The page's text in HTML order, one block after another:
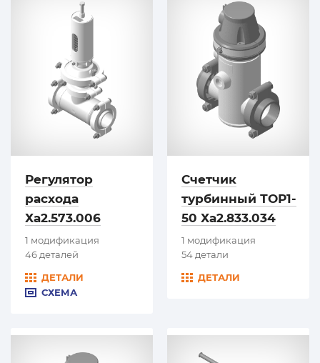
Регулятор
расхода
Ха2.573.006
1 модификация
46 деталей
ДЕТАЛИ
СХЕМА
Счетчик
турбинный ТОР1-
50 Ха2.833.034
1 модификация
54 детали
ДЕТАЛИ